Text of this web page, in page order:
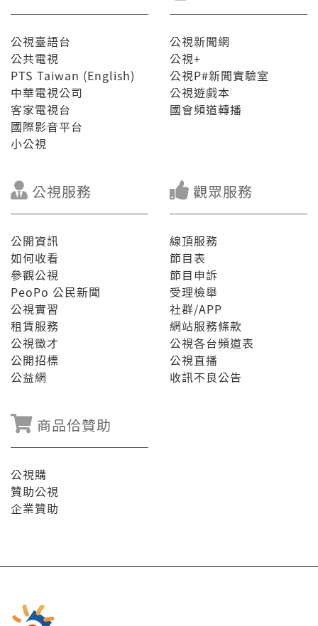
公視臺語台
公共電視
PTS Taiwan (English)
中華電視公司
客家電視台
國際影音平台
小公視
公視新聞網
公視+
公視P#新聞實驗室
公視遊戲本
國會頻道轉播
公視服務
公開資訊
如何收看
參觀公視
PeoPo 公民新聞
公視實習
租賃服務
公視徵才
公開招標
公益網
觀眾服務
線頂服務
節目表
節目申訴
受理檢舉
社群/APP
網站服務條款
公視各台頻道表
公視直播
收訊不良公告
商品佮贊助
公視購
贊助公視
企業贊助